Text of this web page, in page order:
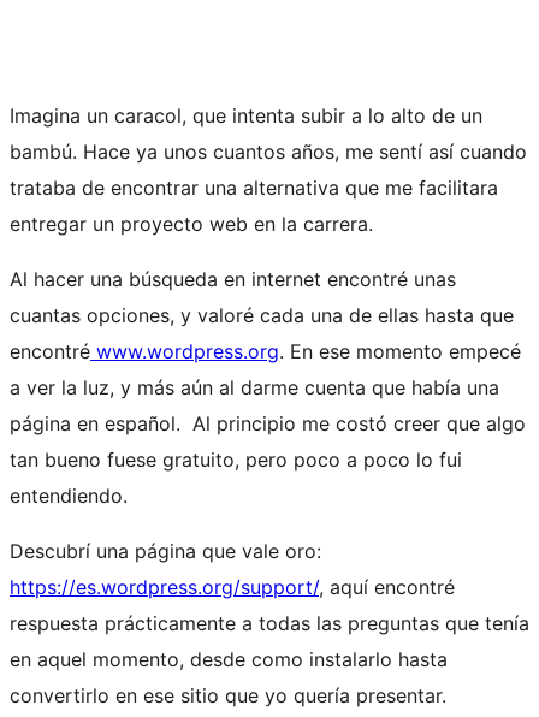
Imagina un caracol, que intenta subir a lo alto de un
bambú. Hace ya unos cuantos años, me sentí así cuando
trataba de encontrar una alternativa que me facilitara
entregar un proyecto web en la carrera.
Al hacer una búsqueda en internet encontré unas
cuantas opciones, y valoré cada una de ellas hasta que
encontré www.wordpress.org. En ese momento empecé
a ver la luz, y más aún al darme cuenta que había una
página en español. Al principio me costó creer que algo
tan bueno fuese gratuito, pero poco a poco lo fui
entendiendo.
Descubrí una página que vale oro:
https://es.wordpress.org/support/, aquí encontré
respuesta prácticamente a todas las preguntas que tenía
en aquel momento, desde como instalarlo hasta
convertirlo en ese sitio que yo quería presentar.